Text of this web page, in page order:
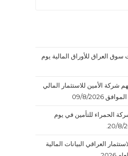
سوق العراق للأوراق المالية يوم
شركة الأمين للاستثمار المالي
09/8/2026
الحمراء للتأمين في يوم
العراقي البيانات المالية